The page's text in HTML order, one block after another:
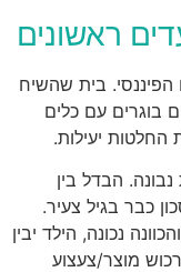
ראשונים
בית שהשיח
בוגרים עם כלים
החלטות יעילות.
הבדל בין
כבר בגיל צעיר.
נכונה, הילד יבין
מוצר/צעצוע